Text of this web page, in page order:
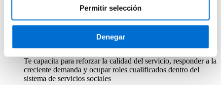
Permitir selección
Denegar
Competencias clave para garantizar una atención segura
Te capacita para reforzar la calidad del servicio, responder a la
creciente demanda y ocupar roles cualificados dentro del
sistema de servicios sociales